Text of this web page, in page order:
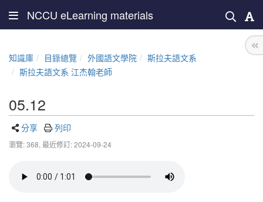
NCCU eLearning materials
知識庫 目錄總覽 外國語文學院
斯拉夫語文系
斯拉夫語文系 江杰翰老師
05.12
分享 列印
瀏覽: 368, 最近修訂: 2024-09-24